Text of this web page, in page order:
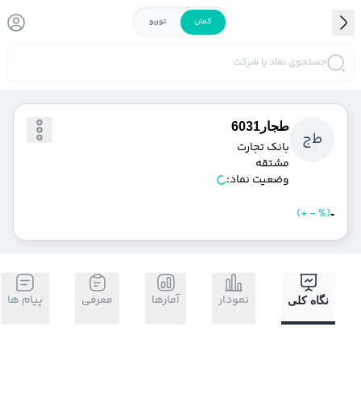
کمان توربو
جستجوی نماد یا شرکت
طج
طجار6031
بانك تجارت
مشتقه
وضعیت نماد:
-
(+-%)
نگاه کلی نمودار آمارها معرفی پیام ها